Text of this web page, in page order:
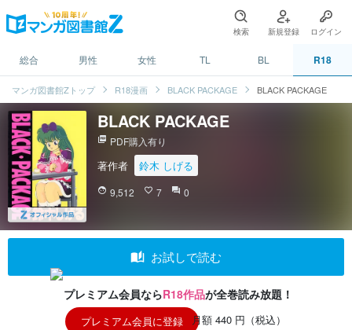
検索 新規登録 ログイン
総合 男性 女性 TL BL R18
マンガ図書館Zトップ R18漫画 BLACK PACKAGE BLACK PACKAGE
BLACK PACKAGE
picture_as_pdf PDF購入有り
著作者 鈴木 しげる
face 9,512 favorite_border 7 question_answer 0
auto_stories お試しで読む
プレミアム会員ならR18作品が全巻読み放題！
プレミアム会員に登録 月額 440 円（税込）